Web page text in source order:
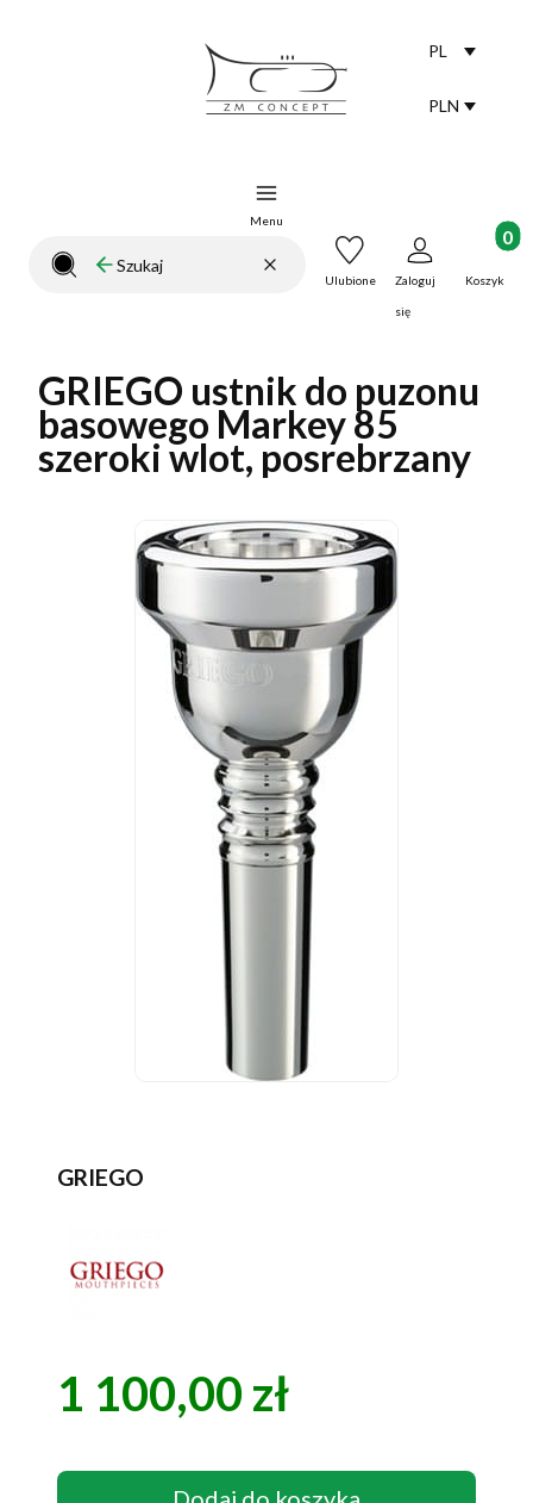
PL
PLN
Menu
Zamknij wyszukiwarkęWyczyść
Szukaj Ulubione Zaloguj
się
Koszyk
GRIEGO ustnik do puzonu
basowego Markey 85
szeroki wlot, posrebrzany
GRIEGO
Cena
1 100,00 zł